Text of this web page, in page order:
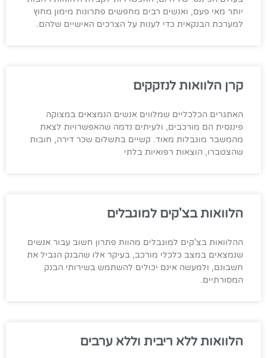
יותר מאי פעם, ואנשים רבים מחפשים פתרונות מימון מחוץ
למערכת הבנקאית כדי לענות על הצרכים האישיים שלהם.
קרן הלוואות לנזקקים
האתגרים הכלכליים שמלווים אנשים הנמצאים במצוקה
פיננסית הם מורכבים, ולעיתים נדמה שהאפשרויות לצאת
מהמשבר מוגבלות מאוד. קשיים בתשלום שכר דירה, חובות
שהצטברו, הוצאות רפואיות בלתי
הלוואות בצ'קים למוגבלים
ההלוואות בצ'קים למוגבלים מהוות פתרון חשוב עבור אנשים
שנמצאים במצב כלכלי מורכב, בעיקר אלו שהבנק הגביל את
חשבונם, ולמעשה אינם יכולים להשתמש בשירותי הבנק
המסורתיים.
הלוואות ללא ריבית וללא ערבים